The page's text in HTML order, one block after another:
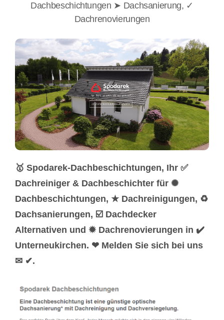
Dachbeschichtungen ➤ Dachsanierung, ✓
Dachrenovierungen
🥇 Spodarek-Dachbeschichtungen, Ihr ✅
Dachreiniger & Dachbeschichter für ✺
Dachbeschichtungen, ★ Dachreinigungen, ♻
Dachsanierungen, ☑️ Dachdecker
Alternativen und ✹ Dachrenovierungen in ✔️
Unterneukirchen. ❤ Melden Sie sich bei uns
✉ ✔.